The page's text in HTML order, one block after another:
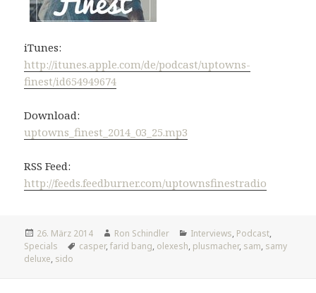
iTunes:
http://itunes.apple.com/de/podcast/uptowns-
finest/id654949674
Download:
uptowns_finest_2014_03_25.mp3
RSS Feed:
http://feeds.feedburner.com/uptownsfinestradio
Veröffentlicht
am
26. März 2014 Autor
Ron Schindler Kategorien
Interviews, Podcast,
Specials
Tags
casper,farid bang, olexesh, plusmacher, sam, samy
deluxe, sido